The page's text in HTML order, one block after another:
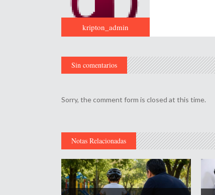
kripton_admin
Sin comentarios
Sorry, the comment form is closed at this time.
Notas Relacionadas